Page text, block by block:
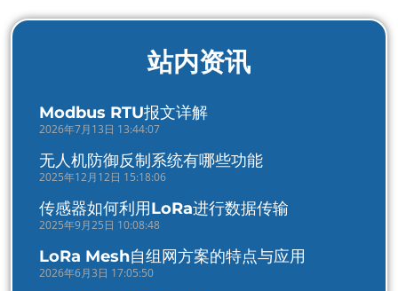
站内资讯
Modbus RTU报文详解
2026年7月13日 13:44:07
无人机防御反制系统有哪些功能
2025年12月12日 15:18:06
传感器如何利用LoRa进行数据传输
2025年9月25日 10:08:48
LoRa Mesh自组网方案的特点与应用
2026年6月3日 17:05:50